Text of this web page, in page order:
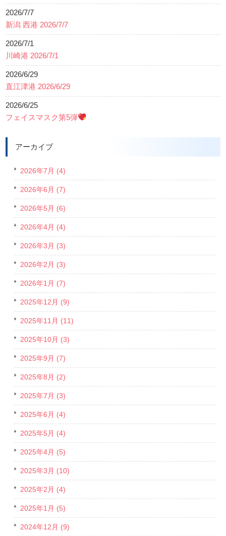
2026/7/7
新潟 西港 2026/7/7
2026/7/1
川崎港 2026/7/1
2026/6/29
直江津港 2026/6/29
2026/6/25
フェイスマスク第5弾
アーカイブ
2026年7月 (4)
2026年6月 (7)
2026年5月 (6)
2026年4月 (4)
2026年3月 (3)
2026年2月 (3)
2026年1月 (7)
2025年12月 (9)
2025年11月 (11)
2025年10月 (3)
2025年9月 (7)
2025年8月 (2)
2025年7月 (3)
2025年6月 (4)
2025年5月 (4)
2025年4月 (5)
2025年3月 (10)
2025年2月 (4)
2025年1月 (5)
2024年12月 (9)